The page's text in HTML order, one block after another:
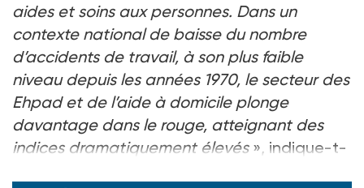
aides et soins aux personnes. Dans un
contexte national de baisse du nombre
d’accidents de travail, à son plus faible
niveau depuis les années 1970, le secteur des
Ehpad et de l’aide à domicile plonge
davantage dans le rouge, atteignant des
indices dramatiquement élevés», indique-t-